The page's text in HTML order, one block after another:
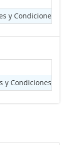
y Condiciones
y Condiciones